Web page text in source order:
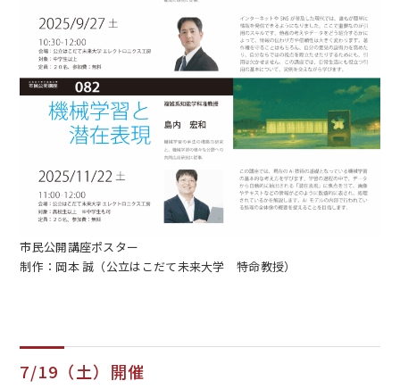
市民公開講座ポスター
制作：岡本 誠（公立はこだて未来大学 特命教授）
7/19（土）開催